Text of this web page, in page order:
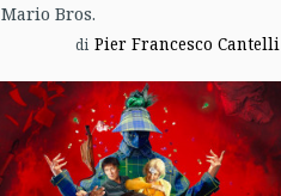
Mario Bros.
di Pier Francesco Cantelli